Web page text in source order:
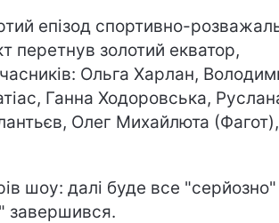
епізод спортивно-
перетнув золотий екватор,
Ольга Харлан,
Ганна Ходоровська,
Олег Михайлюта (Фагот),
шоу: далі буде все
завершився.